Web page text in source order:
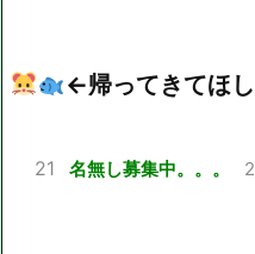
←帰ってきてほ
21 名無し募集中。。。